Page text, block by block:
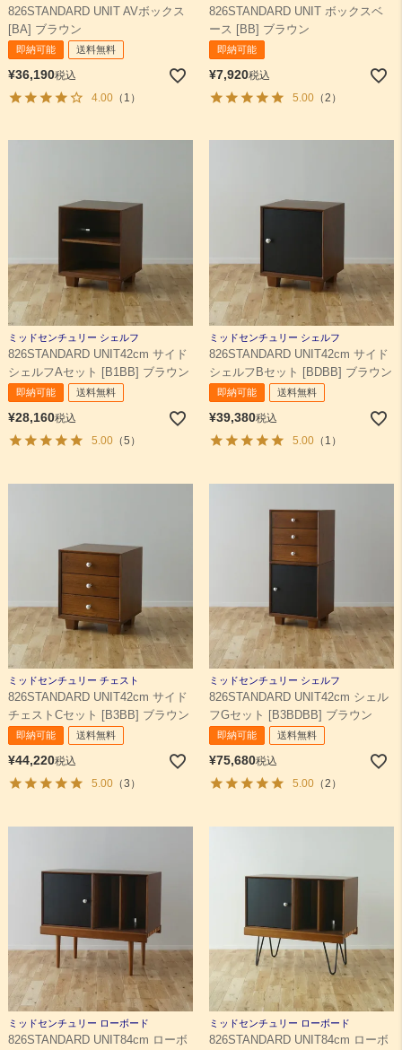
826STANDARD UNIT AVボックス
[BA] ブラウン
即納可能 送料無料
¥36,190税込
4.00（1）
826STANDARD UNIT ボックスベ
ース [BB] ブラウン
即納可能
¥7,920税込
5.00（2）
ミッドセンチュリー シェルフ
826STANDARD UNIT42cm サイド
シェルフAセット [B1BB] ブラウン
即納可能 送料無料
¥28,160税込
5.00（5）
ミッドセンチュリー シェルフ
826STANDARD UNIT42cm サイド
シェルフBセット [BDBB] ブラウン
即納可能 送料無料
¥39,380税込
5.00（1）
ミッドセンチュリー チェスト
826STANDARD UNIT42cm サイド
チェストCセット [B3BB] ブラウン
即納可能 送料無料
¥44,220税込
5.00（3）
ミッドセンチュリー シェルフ
826STANDARD UNIT42cm シェル
フGセット [B3BDBB] ブラウン
即納可能 送料無料
¥75,680税込
5.00（2）
ミッドセンチュリー ローボード
826STANDARD UNIT84cm ローボ
ミッドセンチュリー ローボード
826STANDARD UNIT84cm ローボ